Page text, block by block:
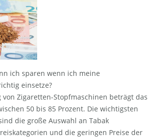
ich sparen wenn ich meine
einsetze?
von Zigaretten-Stopfmaschinen beträgt das
50 bis 85 Prozent. Die wichtigsten
die große Auswahl an Tabak
und die geringen Preise der